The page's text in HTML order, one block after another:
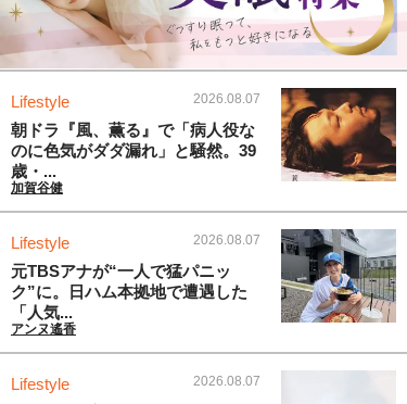
Lifestyle 2026.08.07
朝ドラ『風、薫る』で「病人役な
のに色気がダダ漏れ」と騒然。39
歳・...
加賀谷健
Lifestyle 2026.08.07
元TBSアナが“一人で猛パニッ
ク”に。日ハム本拠地で遭遇した
「人気...
アンヌ遙香
Lifestyle 2026.08.07